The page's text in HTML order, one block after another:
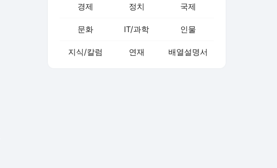
경제 정치 국제
문화 IT/과학 인물
지식/칼럼 연재 배열설명서